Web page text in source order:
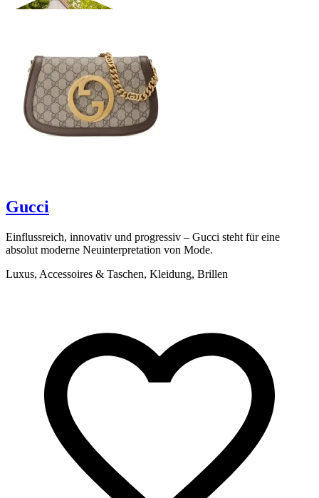
Gucci
Einflussreich, innovativ und progressiv – Gucci steht für eine
absolut moderne Neuinterpretation von Mode.
Luxus, Accessoires & Taschen, Kleidung, Brillen